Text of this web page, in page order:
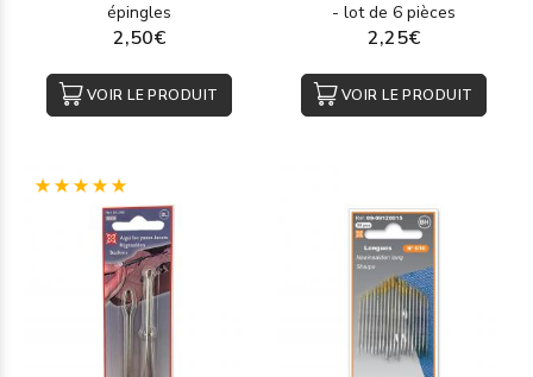
épingles
2,50€
VOIR LE PRODUIT
- lot de 6 pièces
2,25€
VOIR LE PRODUIT